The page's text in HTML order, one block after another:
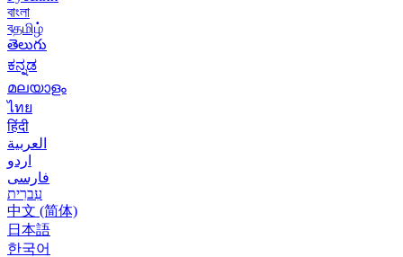
বাংলা
বதமிழ்
తెలుగు
ಕನ್ನಡ
മലയാളം
ไทย
हिंदी
العربية
اردو
فارسی
עִברִית
中文 (简体)
日本語
한국어